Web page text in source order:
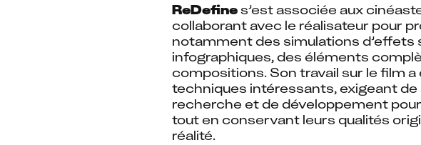
ReDefine s’est associée aux
collaborant avec le réalisateur pour
notamment des simulations d’effets
infographiques, des éléments
compositions. Son travail sur le film
techniques intéressants, exigeant de
recherche et de développement
tout en conservant leurs qualités
réalité.